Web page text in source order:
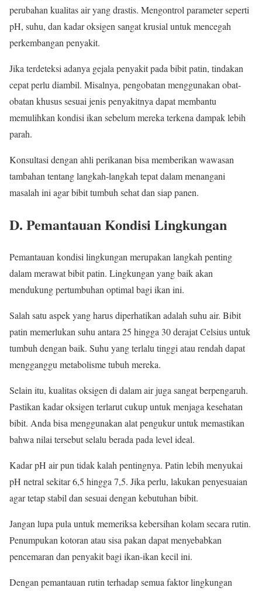
perubahan kualitas air yang drastis. Mengontrol parameter seperti
pH, suhu, dan kadar oksigen sangat krusial untuk mencegah
perkembangan penyakit.
Jika terdeteksi adanya gejala penyakit pada bibit patin, tindakan
cepat perlu diambil. Misalnya, pengobatan menggunakan obat-
obatan khusus sesuai jenis penyakitnya dapat membantu
memulihkan kondisi ikan sebelum mereka terkena dampak lebih
parah.
Konsultasi dengan ahli perikanan bisa memberikan wawasan
tambahan tentang langkah-langkah tepat dalam menangani
masalah ini agar bibit tumbuh sehat dan siap panen.
D. Pemantauan Kondisi Lingkungan
Pemantauan kondisi lingkungan merupakan langkah penting
dalam merawat bibit patin. Lingkungan yang baik akan
mendukung pertumbuhan optimal bagi ikan ini.
Salah satu aspek yang harus diperhatikan adalah suhu air. Bibit
patin memerlukan suhu antara 25 hingga 30 derajat Celsius untuk
tumbuh dengan baik. Suhu yang terlalu tinggi atau rendah dapat
mengganggu metabolisme tubuh mereka.
Selain itu, kualitas oksigen di dalam air juga sangat berpengaruh.
Pastikan kadar oksigen terlarut cukup untuk menjaga kesehatan
bibit. Anda bisa menggunakan alat pengukur untuk memastikan
bahwa nilai tersebut selalu berada pada level ideal.
Kadar pH air pun tidak kalah pentingnya. Patin lebih menyukai
pH netral sekitar 6,5 hingga 7,5. Jika perlu, lakukan penyesuaian
agar tetap stabil dan sesuai dengan kebutuhan bibit.
Jangan lupa pula untuk memeriksa kebersihan kolam secara rutin.
Penumpukan kotoran atau sisa pakan dapat menyebabkan
pencemaran dan penyakit bagi ikan-ikan kecil ini.
Dengan pemantauan rutin terhadap semua faktor lingkungan